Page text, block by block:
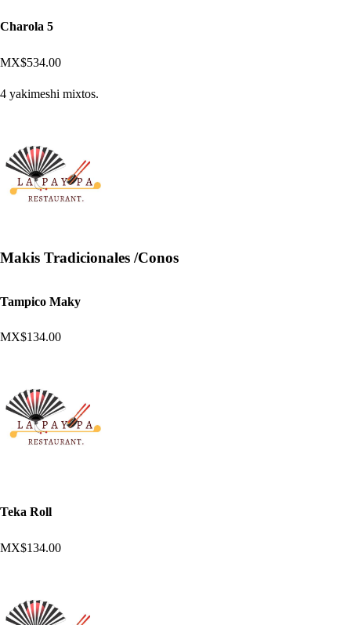
Charola 5
MX$534.00
4 yakimeshi mixtos.
Makis Tradicionales /Conos
Tampico Maky
MX$134.00
Teka Roll
MX$134.00